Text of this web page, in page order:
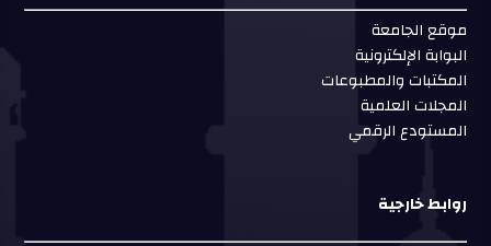
موقع الجامعة
البوابة الإلكترونية
المكتبات والمطبوعات
المجلات العلمية
المستودع الرقمي
روابط خارجية